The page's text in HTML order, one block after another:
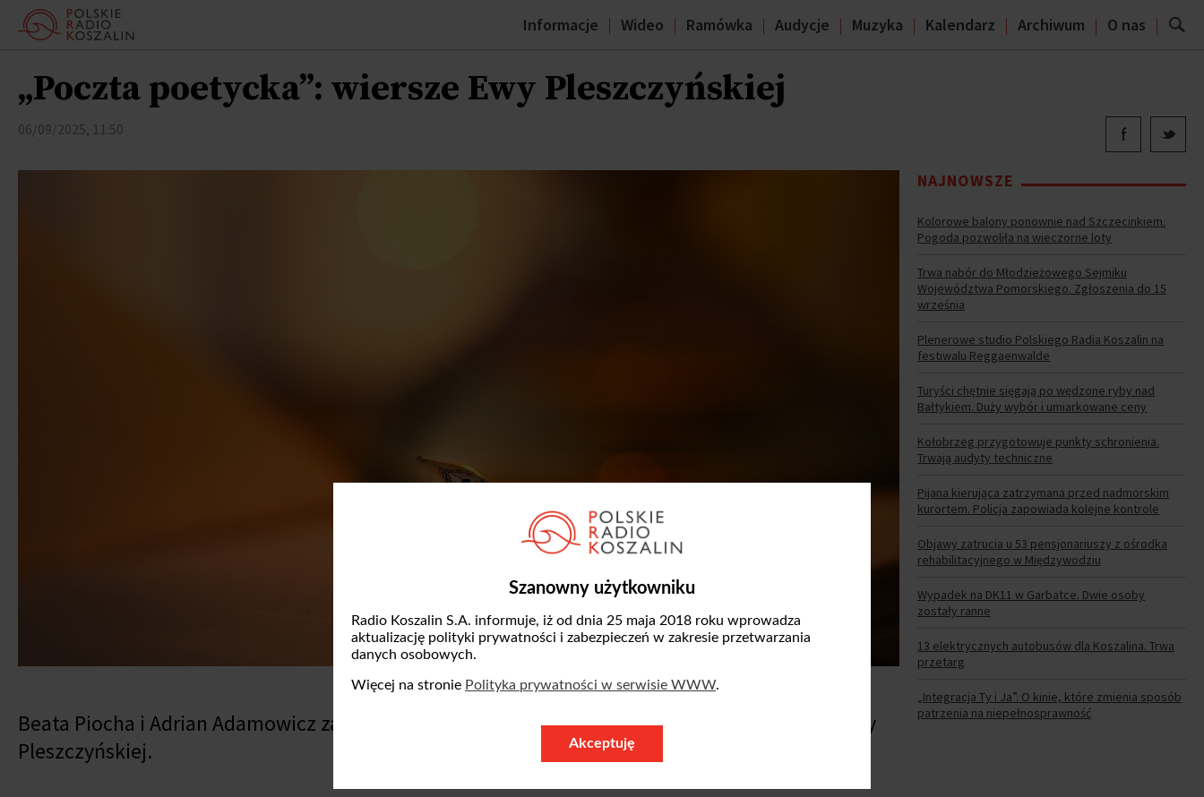
Szanowny użytkowniku
Radio Koszalin S.A. informuje, iż od dnia 25 maja 2018 roku wprowadza
aktualizację polityki prywatności i zabezpieczeń w zakresie przetwarzania
danych osobowych.
Więcej na stronie Polityka prywatności w serwisie WWW.
Akceptuję
Informacje Wideo Ramówka Audycje Muzyka Kalendarz Archiwum O nas
„Poczta poetycka”: wiersze Ewy Pleszczyńskiej
06/09/2025, 11:50
Beata Piocha i Adrian Adamowicz zapraszają do wysłuchania audycji poświęconej wierszom Ewy
Pleszczyńskiej.
NAJNOWSZE
Kolorowe balony ponownie nad Szczecinkiem.
Pogoda pozwoliła na wieczorne loty
Trwa nabór do Młodzieżowego Sejmiku
Województwa Pomorskiego. Zgłoszenia do 15
września
Plenerowe studio Polskiego Radia Koszalin na
festiwalu Reggaenwalde
Turyści chętnie sięgają po wędzone ryby nad
Bałtykiem. Duży wybór i umiarkowane ceny
Kołobrzeg przygotowuje punkty schronienia.
Trwają audyty techniczne
Pijana kierująca zatrzymana przed nadmorskim
kurortem. Policja zapowiada kolejne kontrole
Objawy zatrucia u 53 pensjonariuszy z ośrodka
rehabilitacyjnego w Międzywodziu
Wypadek na DK11 w Garbatce. Dwie osoby
zostały ranne
13 elektrycznych autobusów dla Koszalina. Trwa
przetarg
„Integracja Ty i Ja”. O kinie, które zmienia sposób
patrzenia na niepełnosprawność